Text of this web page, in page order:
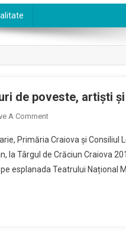
de poveste, artiști
A CommentOn
Pentru
Copii,
Decoruri
Primăria Craiova și
Târgul de Crăciun Craiova
esplanada Teatrului Național